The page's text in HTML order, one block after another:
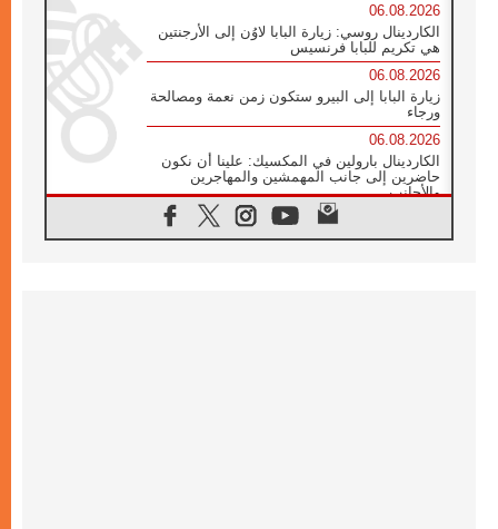
06.08.2026
الكاردينال روسي: زيارة البابا لاوُن إلى الأرجنتين
هي تكريم للبابا فرنسيس
06.08.2026
زيارة البابا إلى البيرو ستكون زمن نعمة ومصالحة
ورجاء
06.08.2026
الكاردينال بارولين في المكسيك: علينا أن نكون
حاضرين إلى جانب المهمشين والمهاجرين
والأجانب
البابا لاوُن الرابع عشر للشباب في أسيزي: